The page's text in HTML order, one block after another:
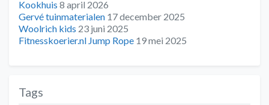
Kookhuis 8 april 2026
Gervé tuinmaterialen 17 december 2025
Woolrich kids 23 juni 2025
Fitnesskoerier.nl Jump Rope 19 mei 2025
Tags